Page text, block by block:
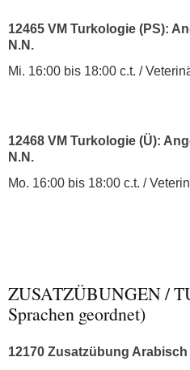
12465 VM Turkologie (PS):
N.N.
Mi. 16:00 bis 18:00 c.t. /
12468 VM Turkologie (Ü):
N.N.
Mo. 16:00 bis 18:00 c.t. /
ZUSATZÜBUNGEN /
Sprachen geordnet)
12170 Zusatzübung